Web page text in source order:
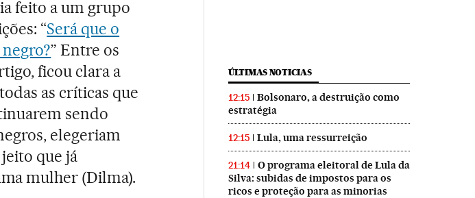
feito a um grupo
“Será que o
” Entre os
ficou clara a
as críticas que
sendo
elegeriam
que já
mulher (Dilma).
ÚLTIMAS NOTICIAS
12:15
Bolsonaro, a destruição como
estratégia
12:15 Lula, uma ressurreição
21:14
O programa eleitoral de Lula da
Silva: subidas de impostos para os
ricos e proteção para as minorias